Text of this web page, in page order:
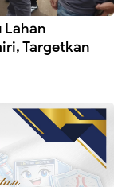
Lahan
Targetkan